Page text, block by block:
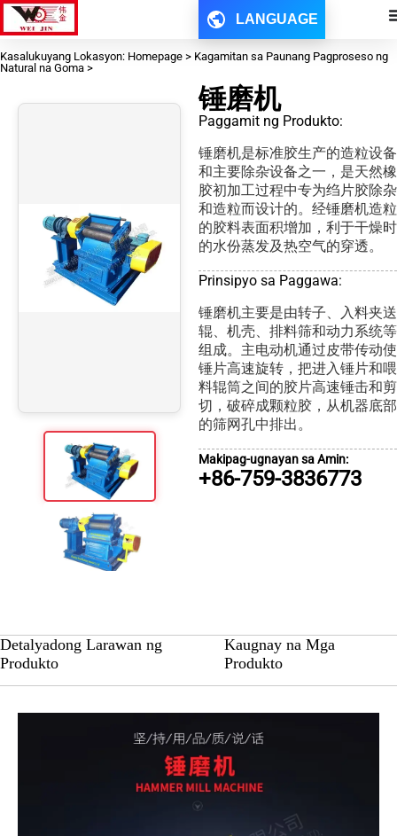
LANGUAGE
Kasalukuyang Lokasyon: Homepage > Kagamitan sa Paunang Pagproseso ng
Natural na Goma >
锤磨机
Paggamit ng Produkto:
锤磨机是标准胶生产的造粒设备
和主要除杂设备之一，是天然橡
胶初加工过程中专为绉片胶除杂
和造粒而设计的。经锤磨机造粒
的胶料表面积增加，利于干燥时
的水份蒸发及热空气的穿透。
Prinsipyo sa Paggawa:
锤磨机主要是由转子、入料夹送
辊、机壳、排料筛和动力系统等
组成。主电动机通过皮带传动使
锤片高速旋转，把进入锤片和喂
料辊筒之间的胶片高速锤击和剪
切，破碎成颗粒胶，从机器底部
的筛网孔中排出。
Makipag-ugnayan sa Amin:
+86-759-3836773
Detalyadong Larawan ng
Produkto
Kaugnay na Mga
Produkto